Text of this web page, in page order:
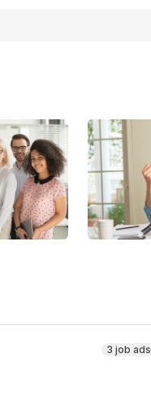
3 job ads